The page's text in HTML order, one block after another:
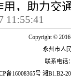
，助力交
11:55:41
Copyright ©
永州市人
联系电话
备16008365号 湘B1.B2-